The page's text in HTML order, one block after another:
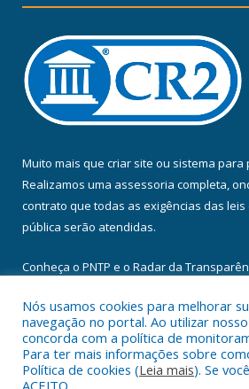
Muito mais que criar site ou sistema para
Realizamos uma assessoria completa,
contrato que todas as exigências das leis
pública serão atendidas.
Conheça o PNTP e o Radar da
Todos os direitos reservados a Câmara
Araguaia.
Nós usamos cookies para melhorar
navegação no portal. Ao utilizar
concorda com a política de
Para ter mais informações sobre
Política de cookies (Leia mais). Se
ACEITO.